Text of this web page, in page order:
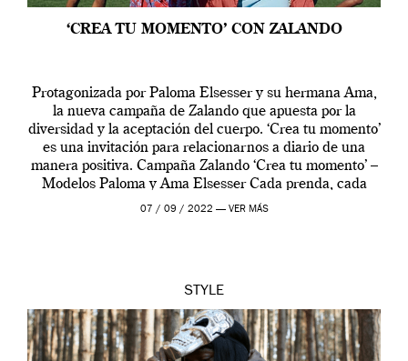
‘CREA TU MOMENTO’ CON ZALANDO
Protagonizada por Paloma Elsesser y su hermana Ama,
la nueva campaña de Zalando que apuesta por la
diversidad y la aceptación del cuerpo. ‘Crea tu momento’
es una invitación para relacionarnos a diario de una
manera positiva. Campaña Zalando ‘Crea tu momento’ –
Modelos Paloma y Ama Elsesser Cada prenda, cada
outfit, cada momento, caracteriza […]
07 / 09 / 2022 — VER MÁS
STYLE